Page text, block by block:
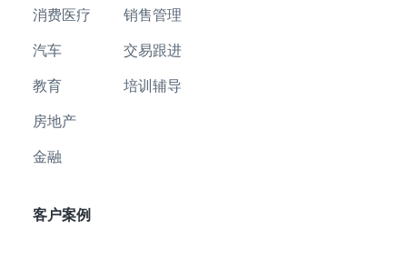
消费医疗
汽车
教育
房地产
金融
销售管理
交易跟进
培训辅导
客户案例